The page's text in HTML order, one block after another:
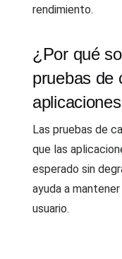
rendimiento.
¿Por qué
pruebas de
Las pruebas de
que las
esperado sin
ayuda a
usuario.